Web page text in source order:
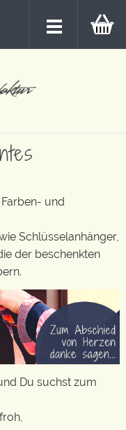
und
Schlüsselanhänger,
der beschenkten
Du suchst zum